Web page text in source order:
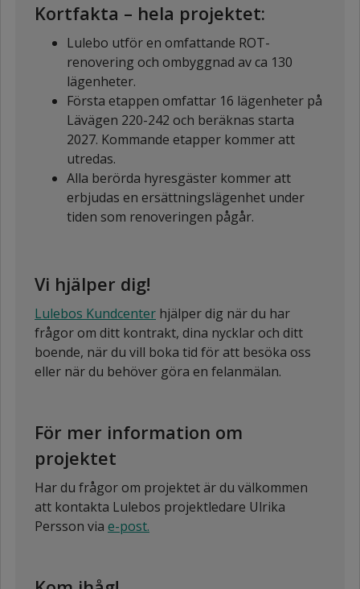
Kortfakta – hela projektet:
Lulebo utför en omfattande ROT-
renovering och ombyggnad av ca 130
lägenheter.
Första etappen omfattar 16 lägenheter på
Lävägen 220-242 och beräknas starta
2027. Kommande etapper kommer att
utredas.
Alla berörda hyresgäster kommer att
erbjudas en ersättningslägenhet under
tiden som renoveringen pågår.
Vi hjälper dig!
Lulebos Kundcenter hjälper dig när du har
frågor om ditt kontrakt, dina nycklar och ditt
boende, när du vill boka tid för att besöka oss
eller när du behöver göra en felanmälan.
För mer information om
projektet
Har du frågor om projektet är du välkommen
att kontakta Lulebos projektledare Ulrika
Persson via e-post.